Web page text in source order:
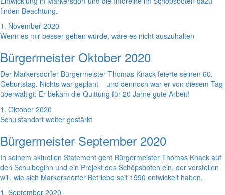
finden Beachtung.
1. November 2020
Wenn es mir besser gehen würde, wäre es nicht auszuhalten
Bürgermeister Oktober 2020
Der Markersdorfer Bürgermeister Thomas Knack feierte seinen 60.
Geburtstag. Nichts war geplant – und dennoch war er von diesem Tag
überwältigt: Er bekam die Quittung für 20 Jahre gute Arbeit!
1. Oktober 2020
Schulstandort weiter gestärkt
Bürgermeister September 2020
In seinem aktuellen Statement geht Bürgermeister Thomas Knack auf
den Schulbeginn und ein Projekt des Schöpsboten ein, der vorstellen
will, wie sich Markersdorfer Betriebe seit 1990 entwickelt haben.
1. September 2020